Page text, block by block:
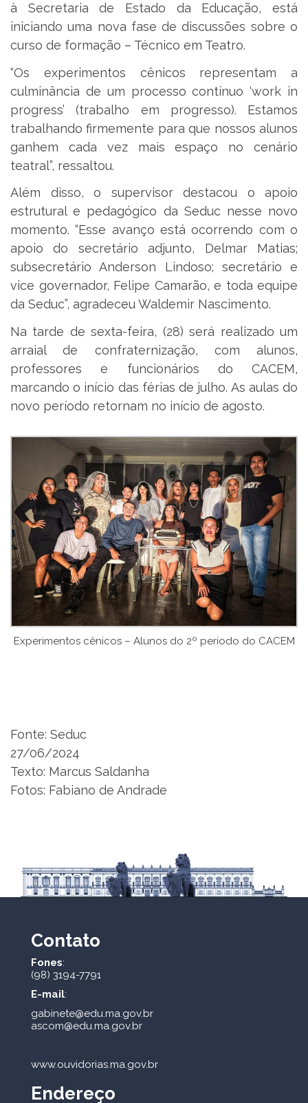
à Secretaria de Estado da Educação, está
iniciando uma nova fase de discussões sobre o
curso de formação – Técnico em Teatro.
“Os experimentos cênicos representam a
culminância de um processo contínuo ‘work in
progress’ (trabalho em progresso). Estamos
trabalhando firmemente para que nossos alunos
ganhem cada vez mais espaço no cenário
teatral”, ressaltou.
Além disso, o supervisor destacou o apoio
estrutural e pedagógico da Seduc nesse novo
momento. “Esse avanço está ocorrendo com o
apoio do secretário adjunto, Delmar Matias;
subsecretário Anderson Lindoso; secretário e
vice governador, Felipe Camarão, e toda equipe
da Seduc”, agradeceu Waldemir Nascimento.
Na tarde de sexta-feira, (28) será realizado um
arraial de confraternização, com alunos,
professores e funcionários do CACEM,
marcando o início das férias de julho. As aulas do
novo período retornam no início de agosto.
Experimentos cênicos – Alunos do 2º período do CACEM
Fonte: Seduc
27/06/2024
Texto: Marcus Saldanha
Fotos: Fabiano de Andrade
Contato
Fones:
(98) 3194-7791
E-mail:
gabinete@edu.ma.gov.br
ascom@edu.ma.gov.br
www.ouvidorias.ma.gov.br
Endereço